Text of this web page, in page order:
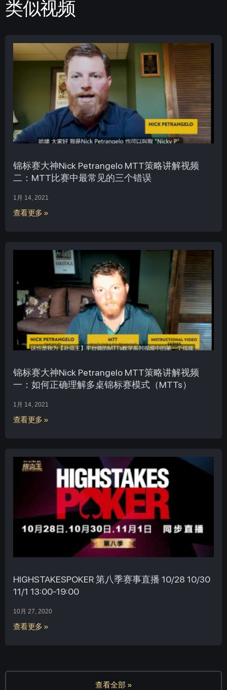
类似视频
锦标赛大神Nick Petrangelo MTT策略讲解视频
二：MTT比赛中最常见的三个错误
1月 14, 2021
查看更多 »
锦标赛大神Nick Petrangelo MTT策略讲解视频
一：如何正确理解多桌锦标赛模式（MTTs）
1月 14, 2021
查看更多 »
HIGHSTAKESPOKER 第八季赛事直播 10/28 10/30
11/1 13:00-19:00
10月 27, 2020
查看更多 »
查看全部 »